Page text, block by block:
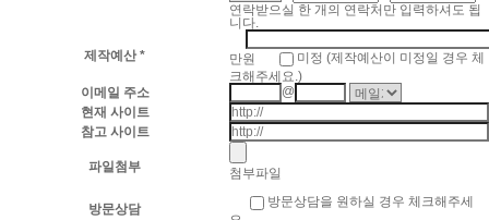
연락받으실 한 개의 연락처만 입력하셔도 됩
니다.
제작예산 * 만원
미정 (제작예산이 미정일 경우 체
크해주세요.)
이메일 주소
@
현재 사이트
참고 사이트
파일첨부 첨부파일
방문상담
방문상담을 원하실 경우 체크해주세